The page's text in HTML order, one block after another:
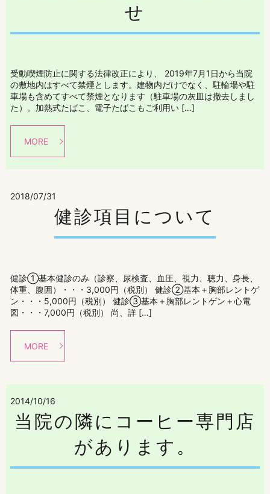
せ
受動喫煙防止に関する法律改正により、 2019年7月1日から当院
の敷地内はすべて禁煙とします。建物内だけでなく、駐輪場や駐
車場も含めてすべて禁煙となります（駐車場の灰皿は撤去しまし
た）。加熱式たばこ、電子たばこもご利用い […]
MORE
2018/07/31
健診項目について
健診①基本健診のみ（診察、尿検査、血圧、視力、聴力、身長、
体重、腹囲）・・・3,000円（税別） 健診②基本＋胸部レントゲ
ン・・・5,000円（税別） 健診③基本＋胸部レントゲン＋心電
図・・・7,000円（税別） 尚、詳 […]
MORE
2014/10/16
当院の隣にコーヒー専門店
があります。